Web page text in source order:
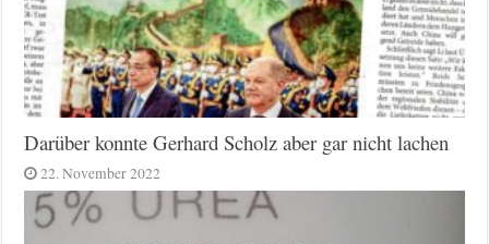
Darüber konnte Gerhard Scholz aber gar nicht lachen
22. November 2022